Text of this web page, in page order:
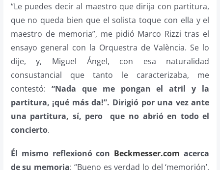
“Le puedes decir al maestro que dirija con partitura,
que no queda bien que el solista toque con ella y el
maestro de memoria”, me pidió Marco Rizzi tras el
ensayo general con la Orquestra de València. Se lo
dije, y, Miguel Ángel, con esa naturalidad
consustancial que tanto le caracterizaba, me
contestó: “Nada que me pongan el atril y la
partitura, ¡qué más da!”. Dirigió por una vez ante
una partitura, sí, pero que no abrió en todo el
concierto.
Él mismo reflexionó con Beckmesser.com acerca
de su memoria: “Bueno es verdad lo del ‘memorión’,